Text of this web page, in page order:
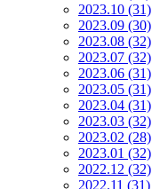
2023.10 (31)
2023.09 (30)
2023.08 (32)
2023.07 (32)
2023.06 (31)
2023.05 (31)
2023.04 (31)
2023.03 (32)
2023.02 (28)
2023.01 (32)
2022.12 (32)
2022.11 (31)